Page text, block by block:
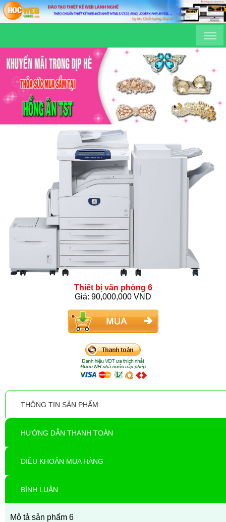
Thiết bị văn phòng 6
Giá: 90,000,000 VND
THÔNG TIN SẢN PHẨM
HƯỚNG DẪN THANH TOÁN
ĐIỀU KHOẢN MUA HÀNG
BÌNH LUẬN
Mô tả sản phẩm 6